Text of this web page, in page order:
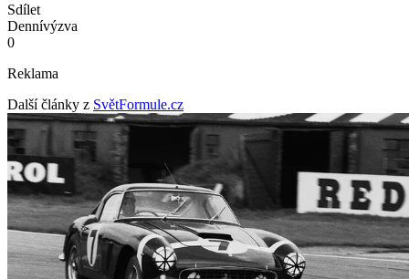
Sdílet
Dennívýzva
0
Reklama
Další články z SvětFormule.cz